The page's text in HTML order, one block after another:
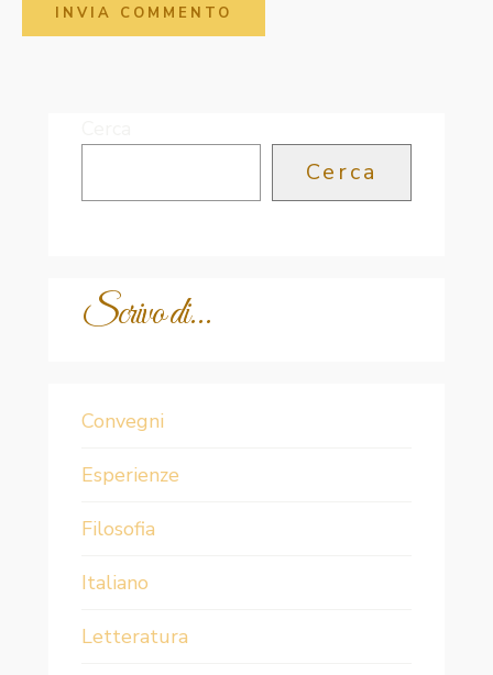
Cerca
Scrivo di...
Convegni
Esperienze
Filosofia
Italiano
Letteratura